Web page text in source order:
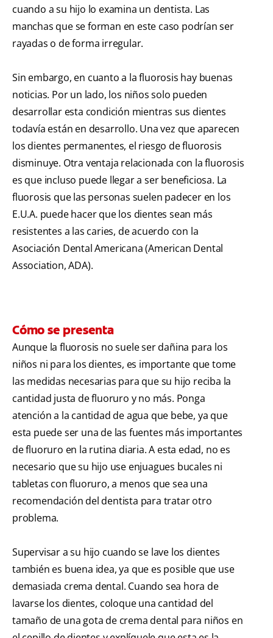
cuando a su hijo lo examina un dentista. Las
manchas que se forman en este caso podrían ser
rayadas o de forma irregular.
Sin embargo, en cuanto a la fluorosis hay buenas
noticias. Por un lado, los niños solo pueden
desarrollar esta condición mientras sus dientes
todavía están en desarrollo. Una vez que aparecen
los dientes permanentes, el riesgo de fluorosis
disminuye. Otra ventaja relacionada con la fluorosis
es que incluso puede llegar a ser beneficiosa. La
fluorosis que las personas suelen padecer en los
E.U.A. puede hacer que los dientes sean más
resistentes a las caries, de acuerdo con la
Asociación Dental Americana (American Dental
Association, ADA).
Cómo se presenta
Aunque la fluorosis no suele ser dañina para los
niños ni para los dientes, es importante que tome
las medidas necesarias para que su hijo reciba la
cantidad justa de fluoruro y no más. Ponga
atención a la cantidad de agua que bebe, ya que
esta puede ser una de las fuentes más importantes
de fluoruro en la rutina diaria. A esta edad, no es
necesario que su hijo use enjuagues bucales ni
tabletas con fluoruro, a menos que sea una
recomendación del dentista para tratar otro
problema.
Supervisar a su hijo cuando se lave los dientes
también es buena idea, ya que es posible que use
demasiada crema dental. Cuando sea hora de
lavarse los dientes, coloque una cantidad del
tamaño de una gota de crema dental para niños en